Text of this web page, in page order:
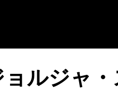
ルジャ